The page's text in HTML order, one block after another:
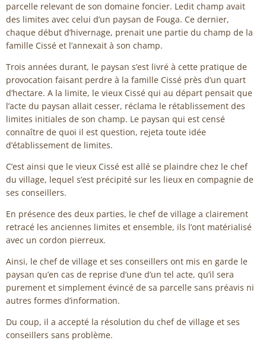
parcelle relevant de son domaine foncier. Ledit champ avait
des limites avec celui d’un paysan de Fouga. Ce dernier,
chaque début d’hivernage, prenait une partie du champ de la
famille Cissé et l’annexait à son champ.
Trois années durant, le paysan s’est livré à cette pratique de
provocation faisant perdre à la famille Cissé près d’un quart
d’hectare. A la limite, le vieux Cissé qui au départ pensait que
l’acte du paysan allait cesser, réclama le rétablissement des
limites initiales de son champ. Le paysan qui est censé
connaître de quoi il est question, rejeta toute idée
d’établissement de limites.
C’est ainsi que le vieux Cissé est allé se plaindre chez le chef
du village, lequel s’est précipité sur les lieux en compagnie de
ses conseillers.
En présence des deux parties, le chef de village a clairement
retracé les anciennes limites et ensemble, ils l’ont matérialisé
avec un cordon pierreux.
Ainsi, le chef de village et ses conseillers ont mis en garde le
paysan qu’en cas de reprise d’une d’un tel acte, qu’il sera
purement et simplement évincé de sa parcelle sans préavis ni
autres formes d’information.
Du coup, il a accepté la résolution du chef de village et ses
conseillers sans problème.